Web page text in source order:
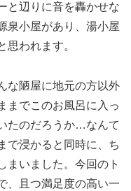
と辺りに音を轟かせな
泉小屋があり、湯小屋
思われます。
な陋屋に地元の方以外
までこのお風呂に入っ
たのだろうか…なんて
で浸かると同時に、ち
まいました。今回のト
、且つ満足度の高い一